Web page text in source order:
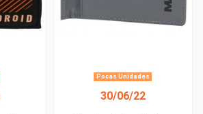
Pocas Unidades
30/06/22